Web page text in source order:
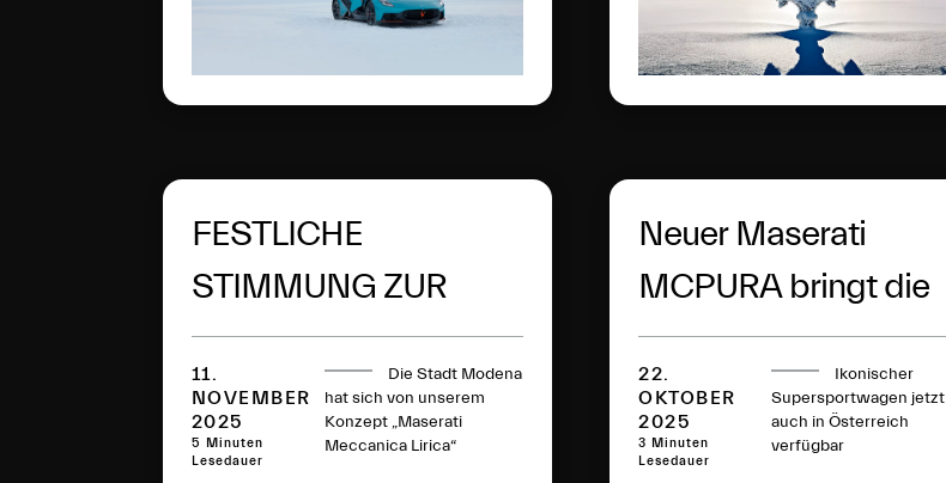
FESTLICHE
STIMMUNG ZUR
HEIMKEHR DES
DREIZACKS
11.
NOVEMBER
2025
5 Minuten
Lesedauer
Die Stadt Modena
hat sich von unserem
Konzept „Maserati
Meccanica Lirica“
Neuer Maserati
MCPURA bringt die
pure Essenz
italienischer Leistung
auf die Straße
22.
OKTOBER
2025
3 Minuten
Lesedauer
Ikonischer
Supersportwagen jetzt
auch in Österreich
verfügbar